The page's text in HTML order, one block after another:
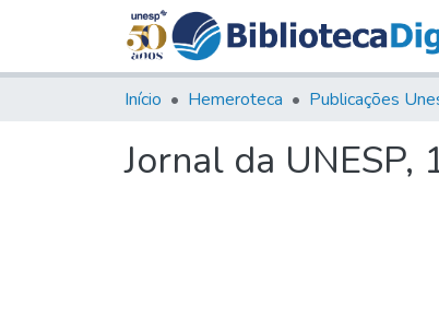
Início Hemeroteca Publicações
Jornal da UNESP,